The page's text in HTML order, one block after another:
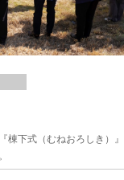
棟下式（むねおろしき）